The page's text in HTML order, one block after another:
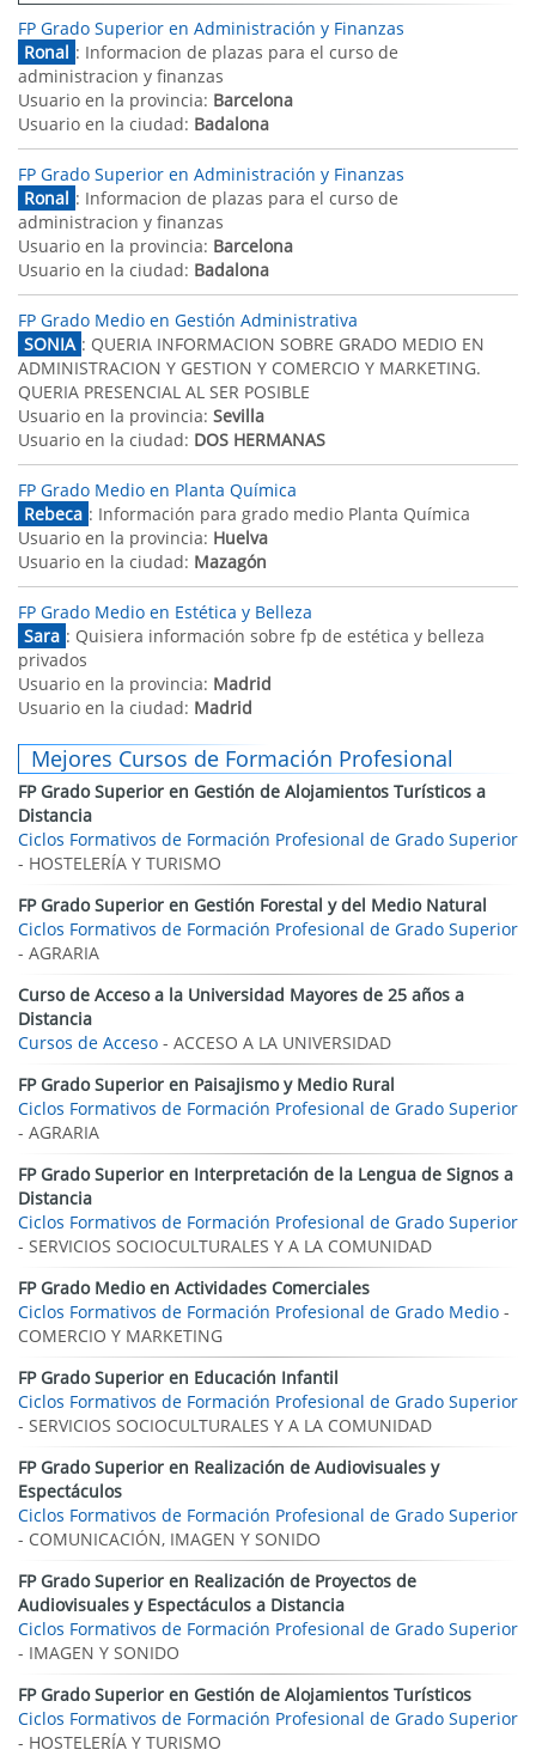
FP Grado Superior en Administración y Finanzas
Ronal : Informacion de plazas para el curso de
administracion y finanzas
Usuario en la provincia: Barcelona
Usuario en la ciudad: Badalona
FP Grado Superior en Administración y Finanzas
Ronal : Informacion de plazas para el curso de
administracion y finanzas
Usuario en la provincia: Barcelona
Usuario en la ciudad: Badalona
FP Grado Medio en Gestión Administrativa
SONIA : QUERIA INFORMACION SOBRE GRADO MEDIO EN
ADMINISTRACION Y GESTION Y COMERCIO Y MARKETING.
QUERIA PRESENCIAL AL SER POSIBLE
Usuario en la provincia: Sevilla
Usuario en la ciudad: DOS HERMANAS
FP Grado Medio en Planta Química
Rebeca : Información para grado medio Planta Química
Usuario en la provincia: Huelva
Usuario en la ciudad: Mazagón
FP Grado Medio en Estética y Belleza
Sara : Quisiera información sobre fp de estética y belleza
privados
Usuario en la provincia: Madrid
Usuario en la ciudad: Madrid
Mejores Cursos de Formación Profesional
FP Grado Superior en Gestión de Alojamientos Turísticos a
Distancia
Ciclos Formativos de Formación Profesional de Grado Superior
- HOSTELERÍA Y TURISMO
FP Grado Superior en Gestión Forestal y del Medio Natural
Ciclos Formativos de Formación Profesional de Grado Superior
- AGRARIA
Curso de Acceso a la Universidad Mayores de 25 años a
Distancia
Cursos de Acceso - ACCESO A LA UNIVERSIDAD
FP Grado Superior en Paisajismo y Medio Rural
Ciclos Formativos de Formación Profesional de Grado Superior
- AGRARIA
FP Grado Superior en Interpretación de la Lengua de Signos a
Distancia
Ciclos Formativos de Formación Profesional de Grado Superior
- SERVICIOS SOCIOCULTURALES Y A LA COMUNIDAD
FP Grado Medio en Actividades Comerciales
Ciclos Formativos de Formación Profesional de Grado Medio -
COMERCIO Y MARKETING
FP Grado Superior en Educación Infantil
Ciclos Formativos de Formación Profesional de Grado Superior
- SERVICIOS SOCIOCULTURALES Y A LA COMUNIDAD
FP Grado Superior en Realización de Audiovisuales y
Espectáculos
Ciclos Formativos de Formación Profesional de Grado Superior
- COMUNICACIÓN, IMAGEN Y SONIDO
FP Grado Superior en Realización de Proyectos de
Audiovisuales y Espectáculos a Distancia
Ciclos Formativos de Formación Profesional de Grado Superior
- IMAGEN Y SONIDO
FP Grado Superior en Gestión de Alojamientos Turísticos
Ciclos Formativos de Formación Profesional de Grado Superior
- HOSTELERÍA Y TURISMO